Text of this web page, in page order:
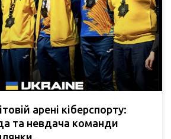
арені кіберспорту:
та невдача команди